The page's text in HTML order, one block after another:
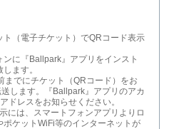
（電子チケット）でQRコード表示
に『Ballpark』アプリをインスト
ます。
でにチケット（QRコード）をお
します。『Ballpark』アプリのアカ
ドレスをお知らせください。
には、スマートフォンアプリよりロ
ケットWiFi等のインターネットが